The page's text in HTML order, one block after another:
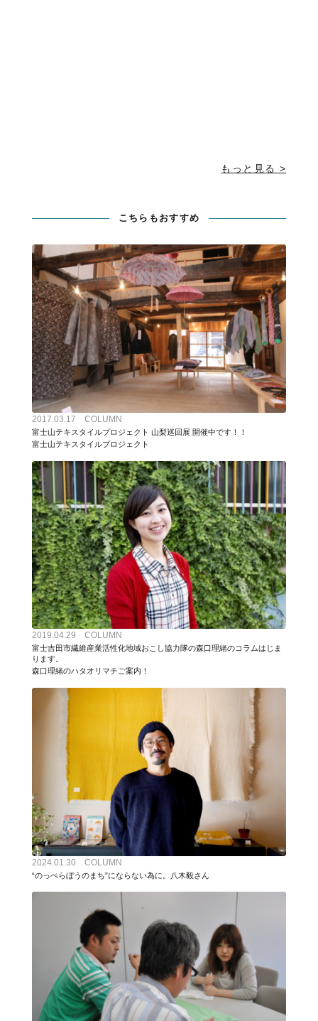
もっと見る >
こちらもおすすめ
2017.03.17 COLUMN
富士山テキスタイルプロジェクト 山梨巡回展 開催中です！！
富士山テキスタイルプロジェクト
2019.04.29 COLUMN
富士吉田市繊維産業活性化地域おこし協力隊の森口理緒のコラムはじま
ります。
森口理緒のハタオリマチご案内！
2024.01.30 COLUMN
“のっぺらぼうのまち”にならない為に。八木毅さん